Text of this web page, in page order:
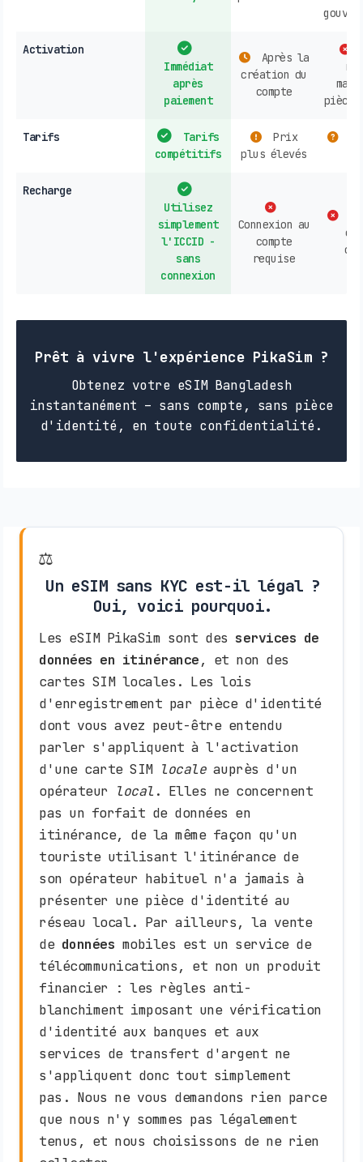
Activation
Immédiat
après
paiement
Après la
création du
compte
pièce
Tarifs
Tarifs
compétitifs
Prix
plus élevés
Recharge
Utilisez
simplement
l'ICCID -
sans
connexion
Connexion au
compte
requise
ou
Prêt à vivre l'expérience PikaSim ?
Obtenez votre eSIM Bangladesh
instantanément – sans compte, sans pièce
d'identité, en toute confidentialité.
⚖️
Un eSIM sans KYC est-il légal ?
Oui, voici pourquoi.
Les eSIM PikaSim sont des services de
données en itinérance, et non des
cartes SIM locales. Les lois
d'enregistrement par pièce d'identité
dont vous avez peut-être entendu
parler s'appliquent à l'activation
d'une carte SIM localeauprès d'un
opérateur local . Elles ne concernent
pas un forfait de données en
itinérance, de la même façon qu'un
touriste utilisant l'itinérance de
son opérateur habituel n'a jamais à
présenter une pièce d'identité au
réseau local. Par ailleurs, la vente
de données mobiles est un service de
télécommunications, et non un produit
financier : les règles anti-
blanchiment imposant une vérification
d'identité aux banques et aux
services de transfert d'argent ne
s'appliquent donc tout simplement
pas. Nous ne vous demandons rien parce
que nous n'y sommes pas légalement
tenus, et nous choisissons de ne rien